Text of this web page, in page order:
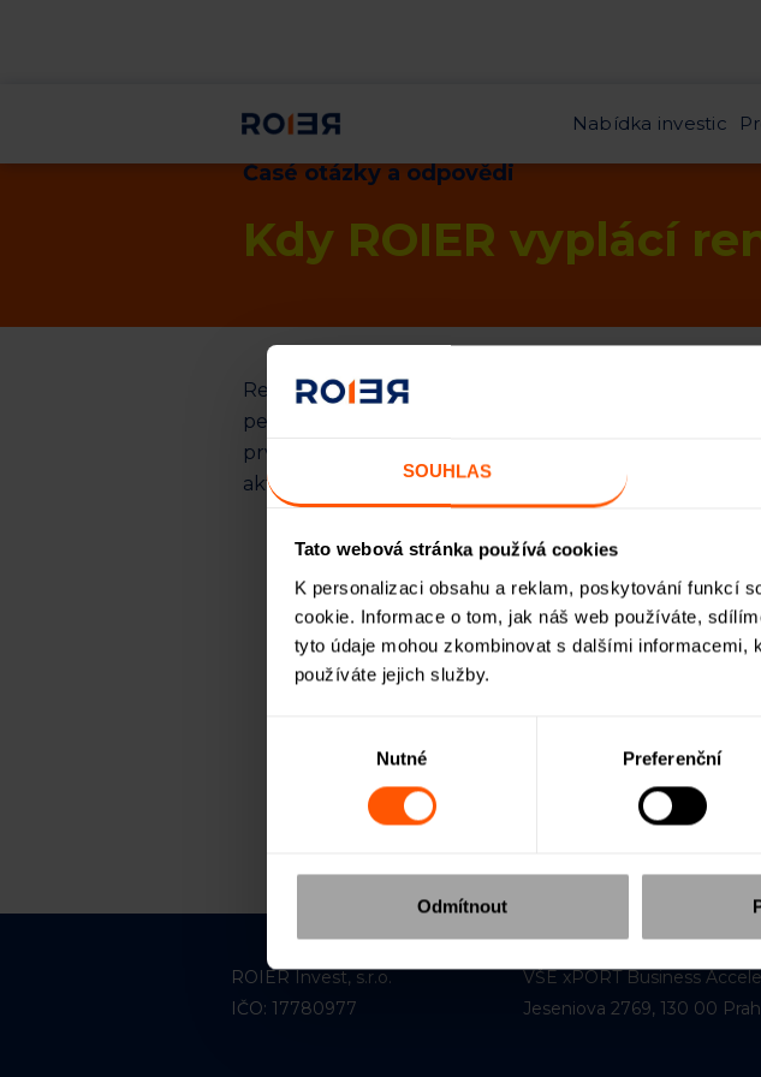
SOUHLAS
Tato webová stránka používá cookies
K personalizaci obsahu a reklam, poskytování funkcí
cookie. Informace o tom, jak náš web používáte,
tyto údaje mohou zkombinovat s dalšími
používáte jejich služby.
Nutné Preferenční
Odmítnout
Nabídka investic
Časé otázky a odpovědi
Kdy ROIER vyplácí
Renta za uplynulý měsíc je vyplácena vždy k
peněženku může záviset na rychlosti bankovních
prvním měsíci po investici je renta vyplácena
aktivační mail)
do konce daného měsíce . Od
Chcete o ROIERu vědět více?
vám pošleme e-mailem.
ROIER Invest, s.r.o.
IČO: 17780977
VŠE xPORT Business
Jeseniova 2769, 130 00